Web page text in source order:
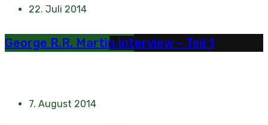
22. Juli 2014
George R.R. Martin Interview – Teil 1
7. August 2014